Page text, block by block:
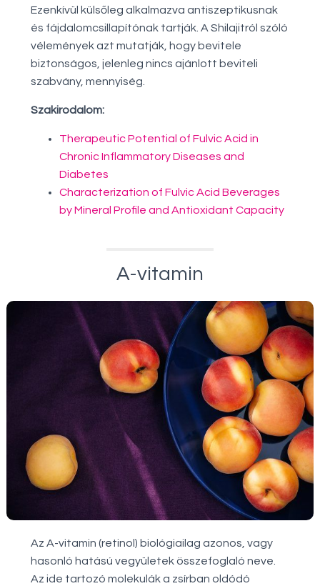
Ezenkívül külsőleg alkalmazva antiszeptikusnak
és fájdalomcsillapítónak tartják. A Shilajitról szóló
vélemények azt mutatják, hogy bevitele
biztonságos, jelenleg nincs ajánlott beviteli
szabvány, mennyiség.
Szakirodalom:
Therapeutic Potential of Fulvic Acid in
Chronic Inflammatory Diseases and
Diabetes
Characterization of Fulvic Acid Beverages
by Mineral Profile and Antioxidant Capacity
A-vitamin
Az A-vitamin (retinol) biológiailag azonos, vagy
hasonló hatású vegyületek összefoglaló neve.
Az ide tartozó molekulák a zsírban oldódó